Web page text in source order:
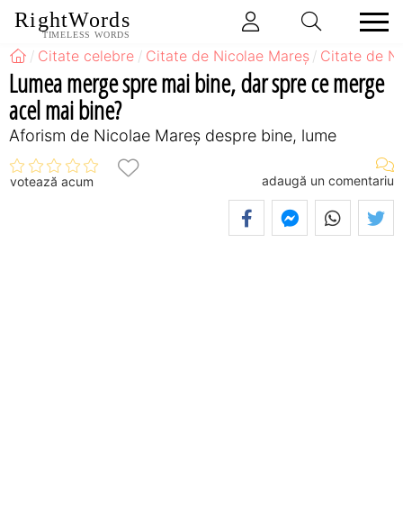
RightWords
TIMELESS WORDS
Citate celebre Citate de Nicolae Mareș Citate de
Lumea merge spre mai bine, dar spre ce merge
acel mai bine?
Aforism de Nicolae Mareș despre bine, lume
votează acum adaugă un comentariu